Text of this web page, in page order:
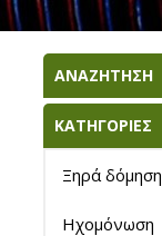
ΑΝΑΖΗΤΗΣΗ
ΚΑΤΗΓΟΡΙΕΣ
Ξηρά δόμηση
Ηχομόνωση